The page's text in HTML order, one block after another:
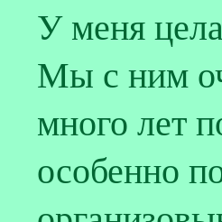
У меня
Мы с ним
много лет
особенно